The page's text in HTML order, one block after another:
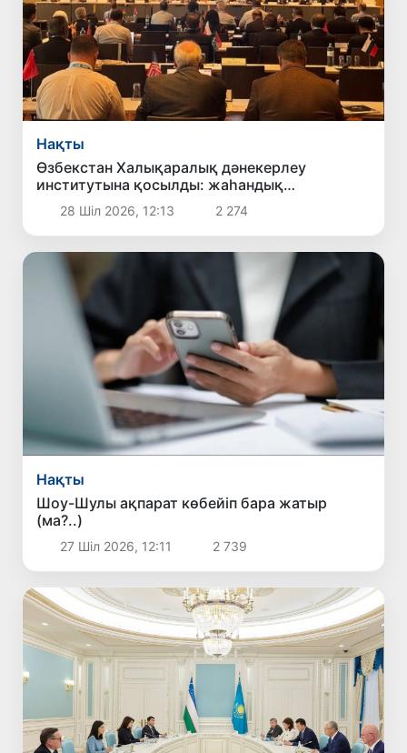
Нақты
Өзбекстан Халықаралық дәнекерлеу
институтына қосылды: жаһандық
өнеркәсіптік стандарттарға қарай жаңа
қадам
28 Шіл 2026, 12:13 2 274
Нақты
Шоу-Шулы ақпарат көбейіп бара жатыр
(ма?..)
27 Шіл 2026, 12:11 2 739